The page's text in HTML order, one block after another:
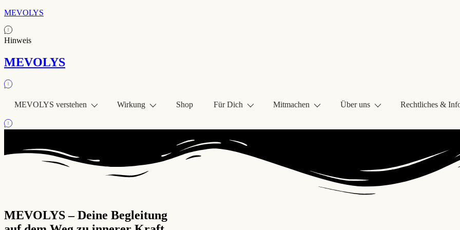
MEVOLYS
Hinweis
MEVOLYS
MEVOLYS verstehen Wirkung Shop Für Dich Mitmachen Über uns Rechtliches &
MEVOLYS – Deine Begleitung